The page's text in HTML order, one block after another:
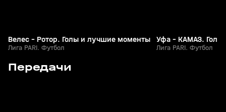
Велес - Ротор. Голы и лучшие моменты
Лига PARI. Футбол
Уфа - КАМАЗ.
Лига PARI. Футбол
Передачи
05 авг, 00:16